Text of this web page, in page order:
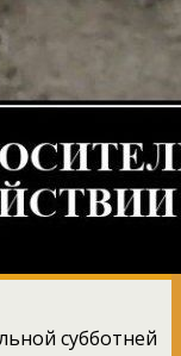
субботней